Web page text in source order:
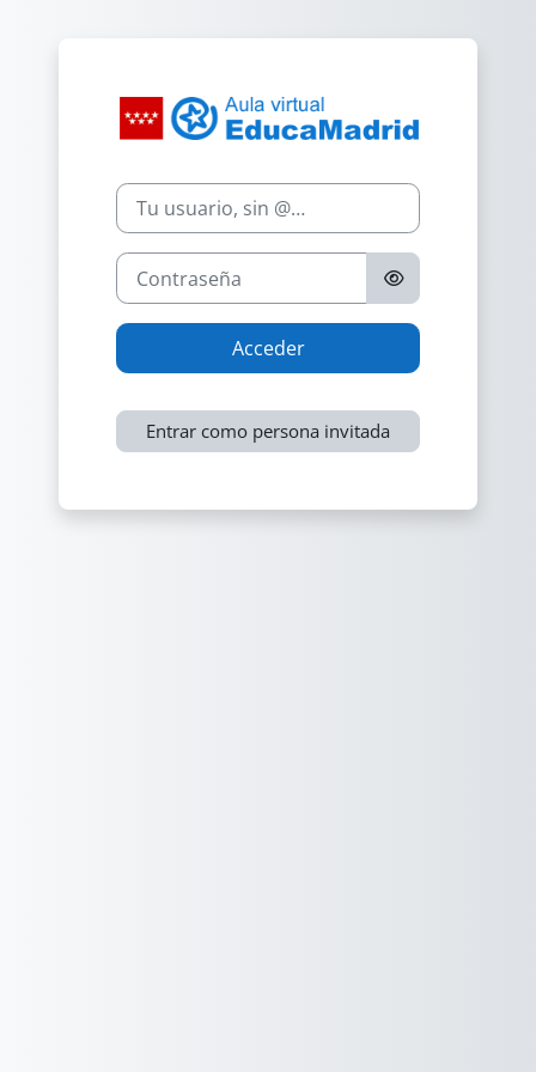
Nombre de usuario
Contraseña
Acceder
Entrar como persona invitada